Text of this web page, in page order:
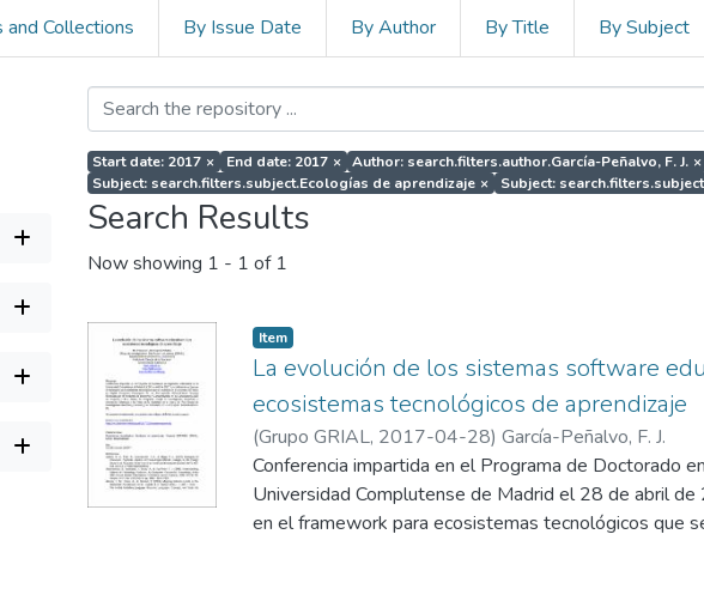
and Collections By Issue Date By Author By Title By Subject
Start date: 2017 × End date: 2017 × Author: search.filters.author.García-Peñalvo, F. J. ×
Subject: search.filters.subject.Ecologías de aprendizaje × Subject:
Search Results
Now showing 1 - 1 of 1
Item
La evolución de los sistemas software
ecosistemas tecnológicos de aprendizaje
(Grupo GRIAL, 2017-04-28)García-Peñalvo, F. J.
Conferencia impartida en el Programa de Doctorado
Universidad Complutense de Madrid el 28 de abril
en el framework para ecosistemas tecnológicos que